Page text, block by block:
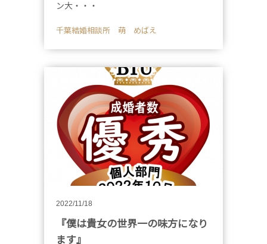
ン大・・・
千葉結婚相談所 萌 めばえ
2022/11/18
『僕は貴女の世界一の味方になり
ます』